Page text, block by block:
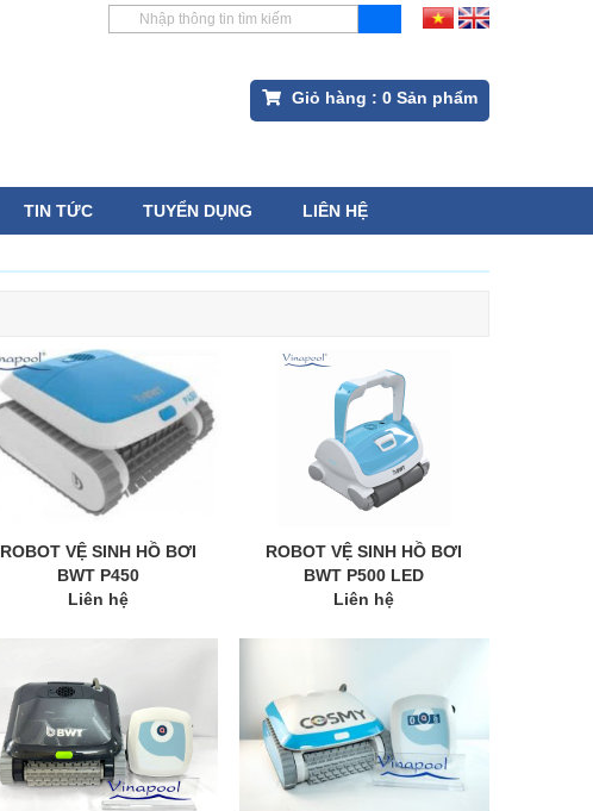
Giỏ hàng : 0 Sản phẩm
TIN TỨC TUYỂN DỤNG LIÊN HỆ
ROBOT VỆ SINH HỒ BƠI
BWT P450
Liên hệ
ROBOT VỆ SINH HỒ BƠI
BWT P500 LED
Liên hệ